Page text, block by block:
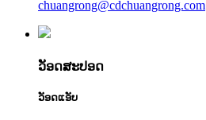
chuangrong@cdchuangrong.com
ວັອດສະປອດ
ວັອດແອັບ